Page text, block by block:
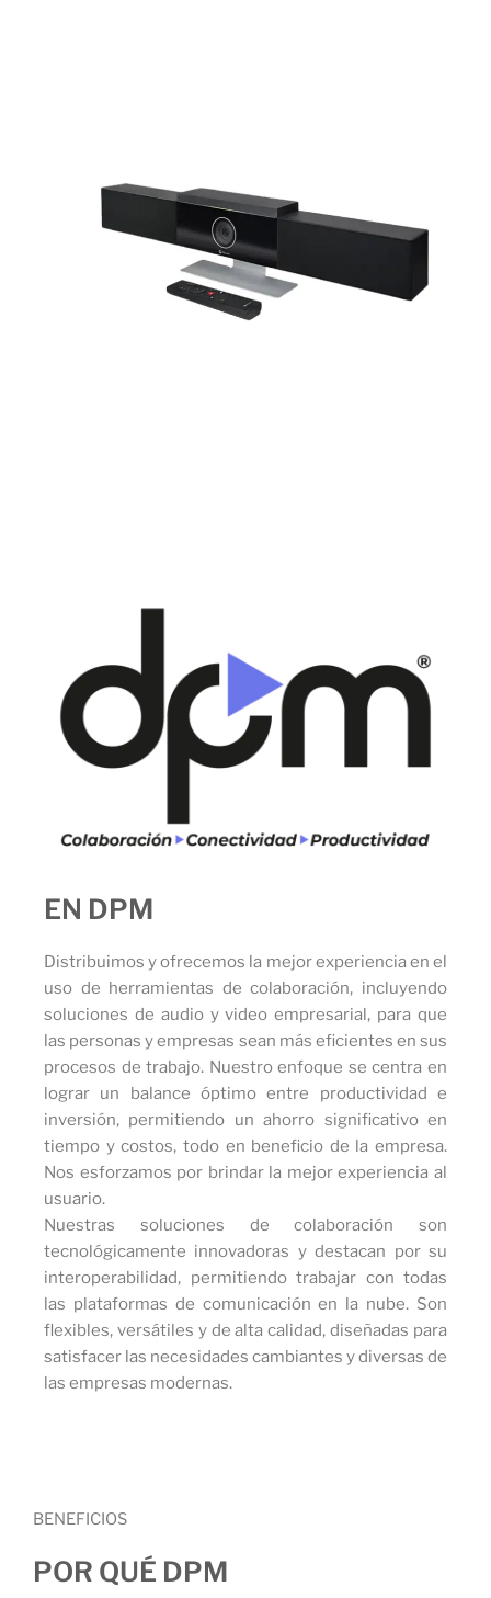
EN DPM
Distribuimos y ofrecemos la mejor experiencia en el
uso de herramientas de colaboración, incluyendo
soluciones de audio y video empresarial, para que
las personas y empresas sean más eficientes en sus
procesos de trabajo. Nuestro enfoque se centra en
lograr un balance óptimo entre productividad e
inversión, permitiendo un ahorro significativo en
tiempo y costos, todo en beneficio de la empresa.
Nos esforzamos por brindar la mejor experiencia al
usuario.
Nuestras soluciones de colaboración son
tecnológicamente innovadoras y destacan por su
interoperabilidad, permitiendo trabajar con todas
las plataformas de comunicación en la nube. Son
flexibles, versátiles y de alta calidad, diseñadas para
satisfacer las necesidades cambiantes y diversas de
las empresas modernas.
BENEFICIOS
POR QUÉ DPM